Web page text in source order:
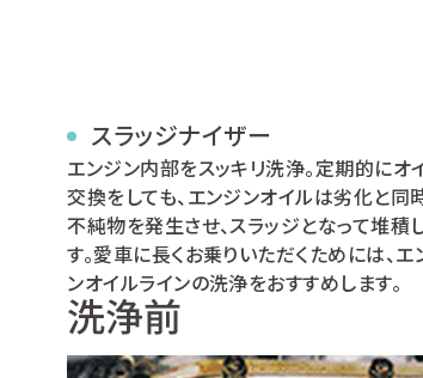
スラッジナイザー
エンジン内部をスッキリ洗浄。定期的にオ
交換をしても、エンジンオイルは劣化と同
不純物を発生させ、スラッジとなって堆積
す。愛車に長くお乗りいただくためには、エ
ンオイルラインの洗浄をおすすめします。